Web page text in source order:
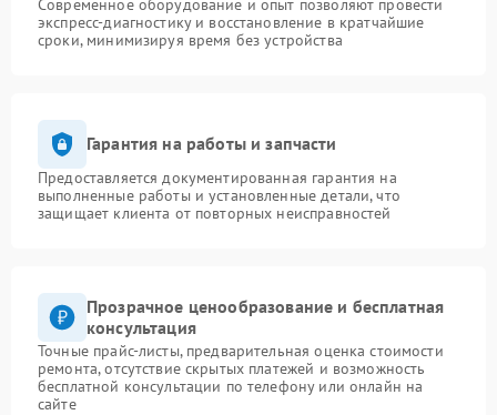
Современное оборудование и опыт позволяют провести
экспресс-диагностику и восстановление в кратчайшие
сроки, минимизируя время без устройства
Гарантия на работы и запчасти
Предоставляется документированная гарантия на
выполненные работы и установленные детали, что
защищает клиента от повторных неисправностей
Прозрачное ценообразование и бесплатная
консультация
Точные прайс-листы, предварительная оценка стоимости
ремонта, отсутствие скрытых платежей и возможность
бесплатной консультации по телефону или онлайн на
сайте